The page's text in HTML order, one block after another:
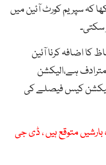
کہ سپریم کورٹ آئین میں
سکتی۔
کا اضافہ کرنا آئین
مترادف ہے،الیکشن
الیکشن کیس فیصلے کی
متوقع ہیں ، ڈی جی